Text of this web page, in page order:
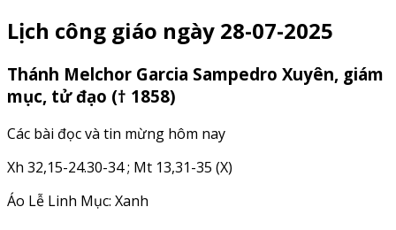
Lịch công giáo ngày 28-07-2025
Thánh Melchor Garcia Sampedro Xuyên, giám
mục, tử đạo († 1858)
Các bài đọc và tin mừng hôm nay
Xh 32,15-24.30-34 ; Mt 13,31-35 (X)
Áo Lễ Linh Mục: Xanh